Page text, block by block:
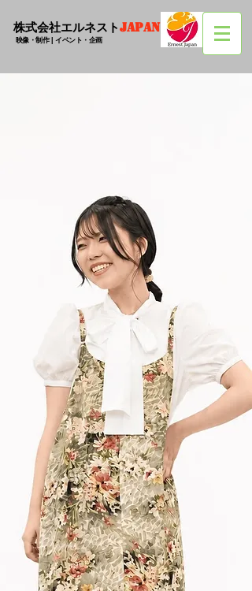
株式会社エルネストJAPAN
映像・制作 | イベント・企画